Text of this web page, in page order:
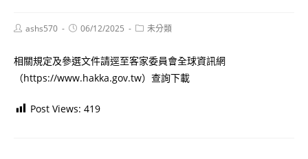
Postashs570
Post06/12/2025
Post未分類
相關規定及參選文件請逕至客家委員會全球資訊網
（https://www.hakka.gov.tw）查詢下載
Post Views: 419